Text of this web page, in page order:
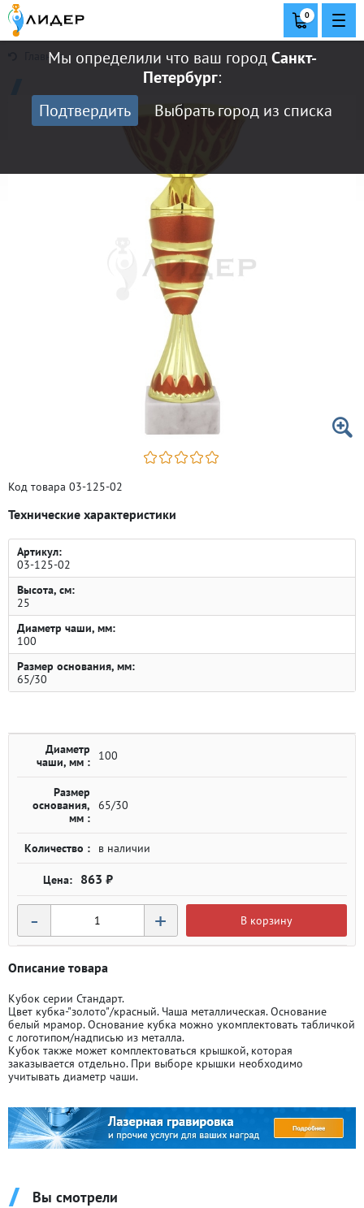
Мы определили что ваш городСанкт-
Петербург:
Подтвердить
Выбрать город из списка
0
Главная
Код товара 03-125-02
Технические характеристики
Артикул:
03-125-02
Высота, см:
25
Диаметр чаши, мм:
100
Размер основания, мм:
65/30
Диаметр
чаши, мм :
100
Размер
основания,
мм :
65/30
Количество : в наличии
863 ₽
- + В корзину
Описание товара
Кубок серии Стандарт.
Цвет кубка-"золото"/красный. Чаша металлическая. Основание
белый мрамор. Основание кубка можно укомплектовать табличкой
с логотипом/надписью из металла.
Кубок также может комплектоваться крышкой, которая
заказывается отдельно. При выборе крышки необходимо
учитывать диаметр чаши.
Вы смотрели